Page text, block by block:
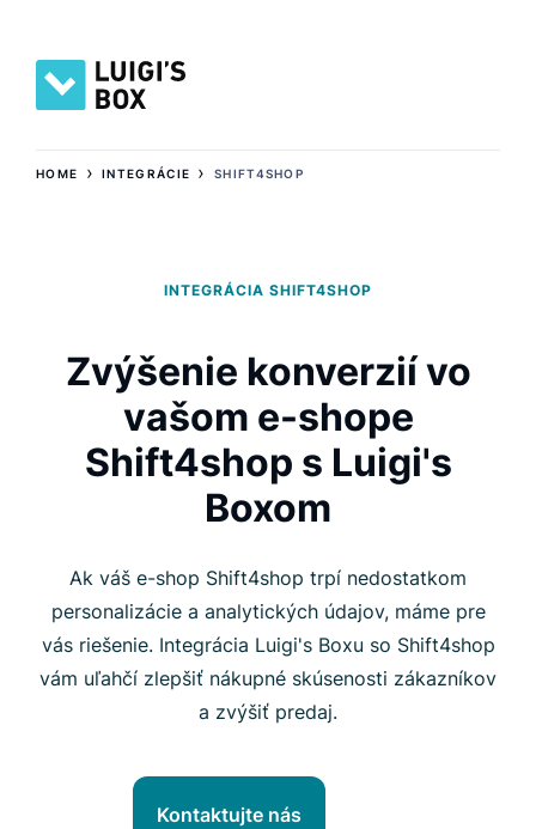
HOME ›INTEGRÁCIE ›SHIFT4SHOP
INTEGRÁCIA SHIFT4SHOP
Zvýšenie konverzií vo
vašom e-shope
Shift4shop s Luigi's
Boxom
Ak váš e-shop Shift4shop trpí nedostatkom
personalizácie a analytických údajov, máme pre
vás riešenie. Integrácia Luigi's Boxu so Shift4shop
vám uľahčí zlepšiť nákupné skúsenosti zákazníkov
a zvýšiť predaj.
Kontaktujte nás